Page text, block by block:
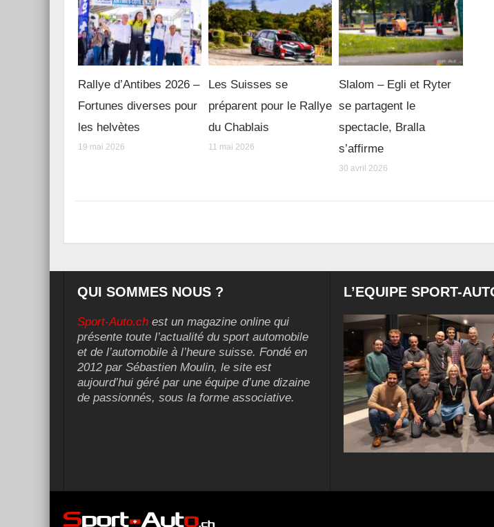
Rallye d’Antibes 2026 –
Fortunes diverses pour
les helvètes
19 mai 2026
Les Suisses se
préparent pour le Rallye
du Chablais
11 mai 2026
Slalom – Egli et Ryter
se partagent le
spectacle, Bralla
s’affirme
30 avril 2026
QUI SOMMES NOUS ?
Sport-Auto.ch est un magazine online qui
présente toute l’actualité du sport automobile
et de l’automobile à l’heure suisse. Fondé en
2012 par Sébastien Moulin, le site est
aujourd’hui géré par une équipe d’une dizaine
de passionnés, sous la forme associative.
L’EQUIPE SPORT-